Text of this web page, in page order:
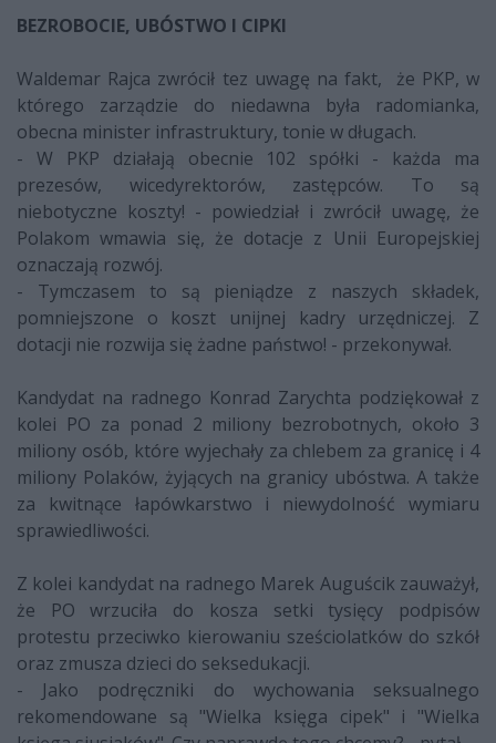
BEZROBOCIE, UBÓSTWO I CIPKI
Waldemar Rajca zwrócił tez uwagę na fakt, że PKP, w
którego zarządzie do niedawna była radomianka,
obecna minister infrastruktury, tonie w długach.
- W PKP działają obecnie 102 spółki - każda ma
prezesów, wicedyrektorów, zastępców. To są
niebotyczne koszty! - powiedział i zwrócił uwagę, że
Polakom wmawia się, że dotacje z Unii Europejskiej
oznaczają rozwój.
- Tymczasem to są pieniądze z naszych składek,
pomniejszone o koszt unijnej kadry urzędniczej. Z
dotacji nie rozwija się żadne państwo! - przekonywał.
Kandydat na radnego Konrad Zarychta podziękował z
kolei PO za ponad 2 miliony bezrobotnych, około 3
miliony osób, które wyjechały za chlebem za granicę i 4
miliony Polaków, żyjących na granicy ubóstwa. A także
za kwitnące łapówkarstwo i niewydolność wymiaru
sprawiedliwości.
Z kolei kandydat na radnego Marek Auguścik zauważył,
że PO wrzuciła do kosza setki tysięcy podpisów
protestu przeciwko kierowaniu sześciolatków do szkół
oraz zmusza dzieci do seksedukacji.
- Jako podręczniki do wychowania seksualnego
rekomendowane są "Wielka księga cipek" i "Wielka